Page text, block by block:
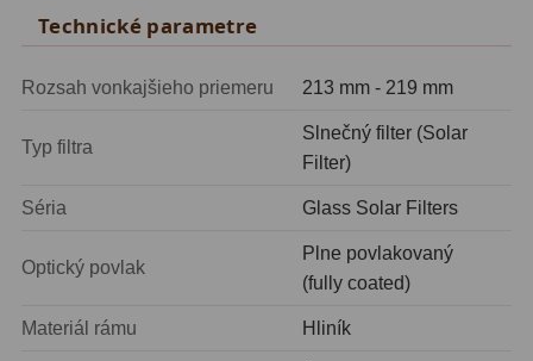
Iné27
Zrkadielka a hranoly61
Diagonálne zrkadielka
Diagonálne hranoly
Technické parametre
Rozsah vonkajšieho priemeru 213 mm - 219 mm
Typ filtra
Slnečný filter (Solar
Filter)
Séria Glass Solar Filters
Optický povlak
Plne povlakovaný
(fully coated)
Materiál rámu Hliník